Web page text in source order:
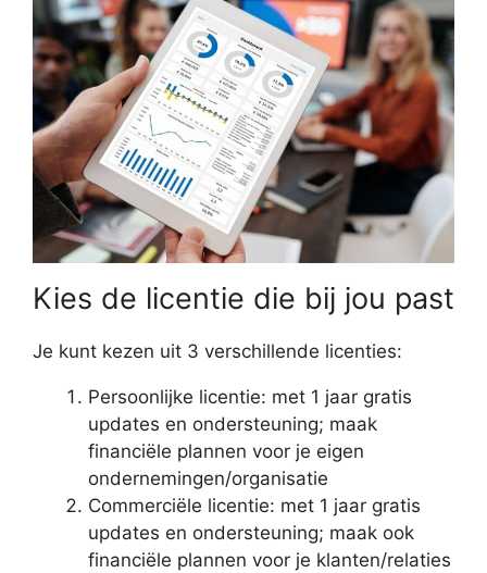
Kies de licentie die bij jou past
Je kunt kezen uit 3 verschillende licenties:
Persoonlijke licentie: met 1 jaar gratis
updates en ondersteuning; maak
financiële plannen voor je eigen
ondernemingen/organisatie
Commerciële licentie: met 1 jaar gratis
updates en ondersteuning; maak ook
financiële plannen voor je klanten/relaties